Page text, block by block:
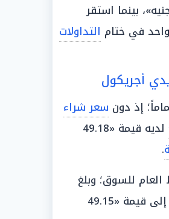
التداولات
أجريكول
إذ دون سعر شراء
لديه قيمة «49.18
.
للسوق؛ وبلغ
إلى قيمة «49.15